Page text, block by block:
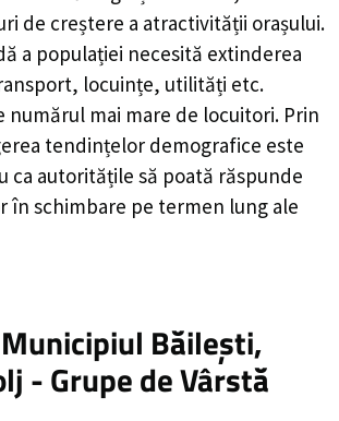
de creștere a atractivității orașului.
a populației necesită extinderea
locuințe, utilități etc.
numărul mai mare de locuitori. Prin
tendințelor demografice este
ca autoritățile să poată răspunde
în schimbare pe termen lung ale
Băilești,
- Grupe de Vârstă